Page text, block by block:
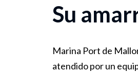
Su
Marina Port de
atendido por un